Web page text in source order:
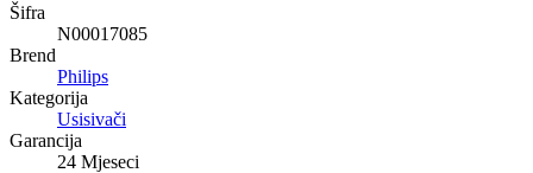
Šifra
N00017085
Brend
Philips
Kategorija
Usisivači
Garancija
24 Mjeseci